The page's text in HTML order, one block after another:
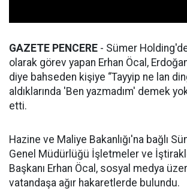
GAZETE PENCERE - Sümer
olarak görev yapan Erhan Öcal,
diye bahseden kişiye “Tayyip ne lan
aldıklarında 'Ben yazmadım' demek
etti.
Hazine ve Maliye Bakanlığı'na bağlı
Genel Müdürlüğü İşletmeler ve
Başkanı Erhan Öcal, sosyal medya
vatandaşa ağır hakaretlerde bulundu.